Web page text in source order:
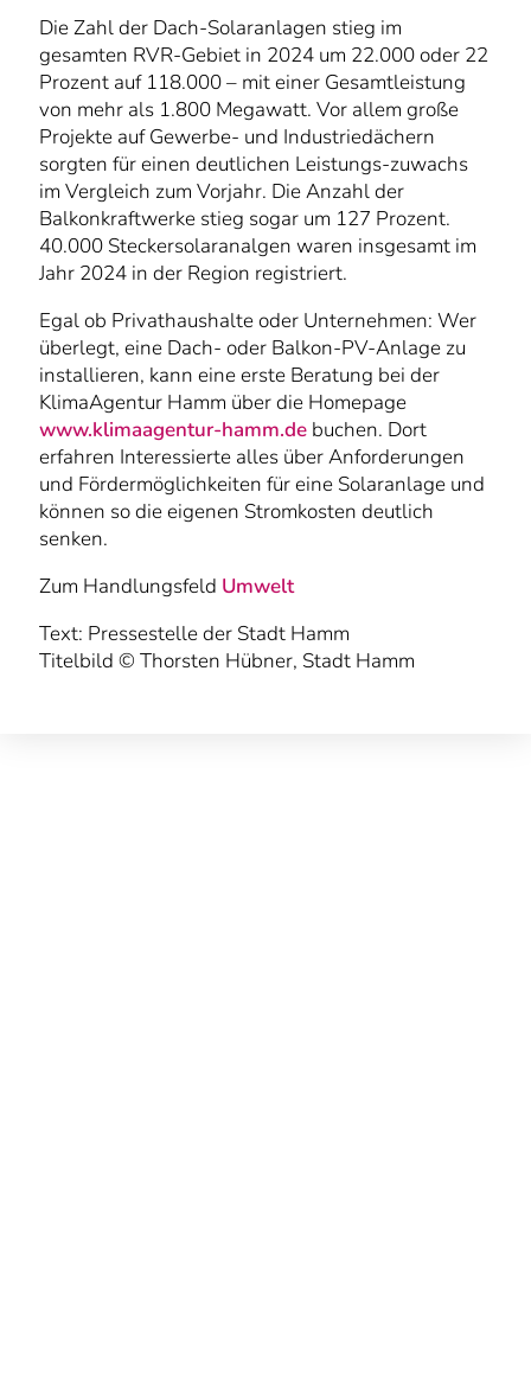
Die Zahl der Dach-Solaranlagen stieg im
gesamten RVR-Gebiet in 2024 um 22.000 oder 22
Prozent auf 118.000 – mit einer Gesamtleistung
von mehr als 1.800 Megawatt. Vor allem große
Projekte auf Gewerbe- und Industriedächern
sorgten für einen deutlichen Leistungs-zuwachs
im Vergleich zum Vorjahr. Die Anzahl der
Balkonkraftwerke stieg sogar um 127 Prozent.
40.000 Steckersolaranalgen waren insgesamt im
Jahr 2024 in der Region registriert.
Egal ob Privathaushalte oder Unternehmen: Wer
überlegt, eine Dach- oder Balkon-PV-Anlage zu
installieren, kann eine erste Beratung bei der
KlimaAgentur Hamm über die Homepage
www.klimaagentur-hamm.de buchen. Dort
erfahren Interessierte alles über Anforderungen
und Fördermöglichkeiten für eine Solaranlage und
können so die eigenen Stromkosten deutlich
senken.
Zum Handlungsfeld Umwelt
Text: Pressestelle der Stadt Hamm
Titelbild © Thorsten Hübner, Stadt Hamm